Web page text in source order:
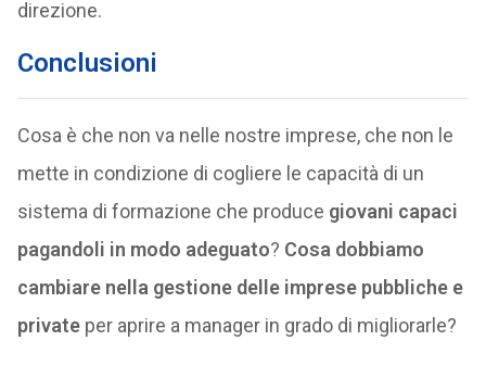
direzione.
Conclusioni
Cosa è che non va nelle nostre imprese, che non le
mette in condizione di cogliere le capacità di un
sistema di formazione che produce giovani capaci
pagandoli in modo adeguato? Cosa dobbiamo
cambiare nella gestione delle imprese pubbliche e
privateper aprire a manager in grado di migliorarle?